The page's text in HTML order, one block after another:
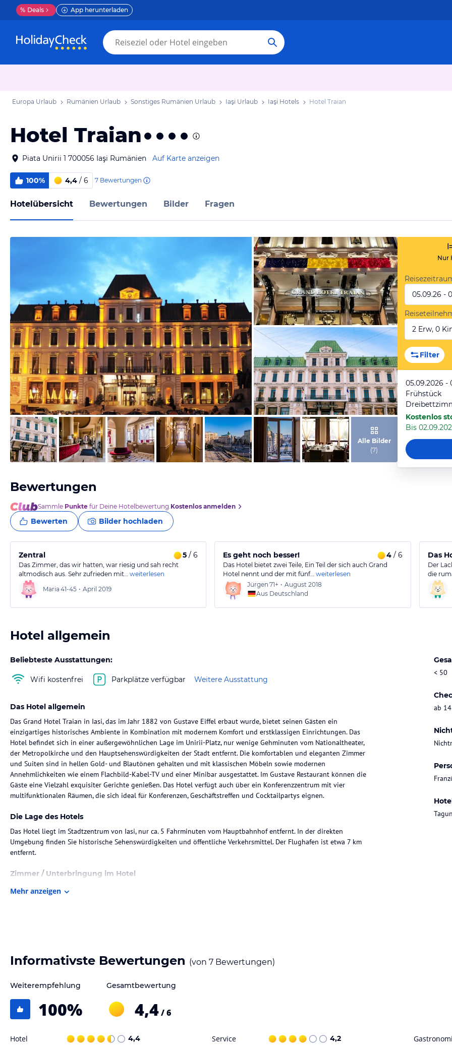
% Deals App herunterladen
Europa Urlaub Rumänien Urlaub Sonstiges Rumänien Urlaub Iaşi Urlaub Iaşi Hotels Hotel Traian
Hotel Traian
Piata Unirii 1 700056 Iaşi Rumänien Auf Karte anzeigen
100% 4,4 / 6 7 Bewertungen
Hotelübersicht Bewertungen Bilder Fragen
von Booking.com
von Booking.com
von Booking.com
Alle Bilder
(7)
Nur
05.09.26 -
2 Erw, 0
Filter
05.09.2026 -
Frühstück
Kostenlos
Bis
Bewertungen
Sammle Punkte für Deine Hotelbewertung.Kostenlos anmelden
Bewerten Bilder hochladen
Zentral 5 / 6
Das Zimmer, das wir hatten, war riesig und sah recht
altmodisch aus. Sehr zufrieden mit… weiterlesen
Maria 41-45 • April 2019
Es geht noch besser! 4/ 6
Das Hotel bietet zwei Teile, Ein Teil der sich auch Grand
Hotel nennt und der mit fünf… weiterlesen
Jürgen 71+ • August 2018
Aus Deutschland
Das
Der
die
Hotel allgemein
Beliebteste Ausstattungen:
Wifi kostenfrei Parkplätze verfügbar Weitere Ausstattung
< 50
ab
Das Hotel allgemein
Das Grand Hotel Traian in Iasi, das im Jahr 1882 von Gustave Eiffel erbaut wurde, bietet seinen Gästen ein
einzigartiges historisches Ambiente in Kombination mit modernem Komfort und erstklassigen Einrichtungen. Das
Hotel befindet sich in einer außergewöhnlichen Lage im Unirii-Platz, nur wenige Gehminuten vom Nationaltheater,
der Metropolkirche und den Hauptsehenswürdigkeiten der Stadt entfernt. Die komfortablen und eleganten Zimmer
und Suiten sind in hellen Gold- und Blautönen gehalten und mit klassischen Möbeln sowie modernen
Annehmlichkeiten wie einem Flachbild-Kabel-TV und einer Minibar ausgestattet. Im Gustave Restaurant können die
Gäste eine Vielzahl exquisiter Gerichte genießen. Das Hotel verfügt auch über ein Konferenzzentrum mit vier
multifunktionalen Räumen, die sich ideal für Konferenzen, Geschäftstreffen und Cocktailpartys eignen.
Die Lage des Hotels
Das Hotel liegt im Stadtzentrum von Iasi, nur ca. 5 Fahrminuten vom Hauptbahnhof entfernt. In der direkten
Umgebung finden Sie historische Sehenswürdigkeiten und öffentliche Verkehrsmittel. Der Flughafen ist etwa 7 km
entfernt.
Zimmer / Unterbringung im Hotel
Das Hotel verfügt über 138 Zimmer, die mit modernen Annehmlichkeiten wie Klimaanlage, Heizung, einem Safe, einer
genießen können. Es wird eine Auswahl an kontinentalen Frühstücksbuffets angeboten. Auf Wunsch können auch
Mittag- und Abendessen à la carte serviert werden. Spezielle Ernährungsbedürfnisse wie glutenfreie und vegetarische
Sport und Unterhaltung
Das Hotel bietet verschiedene Möglichkeiten zur Freizeitgestaltung. Gäste können die Terrasse nutzen, um das
gegen Gebühr.
Mehr anzeigen
Informativste Bewertungen (von 7 Bewertungen)
Weiterempfehlung
100%
Gesamtbewertung
4,4/ 6
Hotel 4,4 Service 4,2